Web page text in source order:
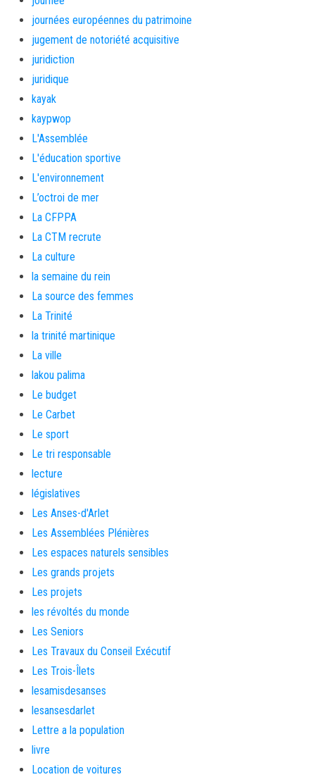
journées européennes du patrimoine
jugement de notoriété acquisitive
juridiction
juridique
kayak
kaypwop
L'Assemblée
L'éducation sportive
L'environnement
L’octroi de mer
La CFPPA
La CTM recrute
La culture
la semaine du rein
La source des femmes
La Trinité
la trinité martinique
La ville
lakou palima
Le budget
Le Carbet
Le sport
Le tri responsable
lecture
législatives
Les Anses-d'Arlet
Les Assemblées Plénières
Les espaces naturels sensibles
Les grands projets
Les projets
les révoltés du monde
Les Seniors
Les Travaux du Conseil Exécutif
Les Trois-Îlets
lesamisdesanses
lesansesdarlet
Lettre a la population
livre
Location de voitures